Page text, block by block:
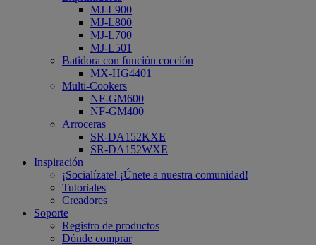
MJ-L900
MJ-L800
MJ-L700
MJ-L501
Batidora con función cocción
MX-HG4401
Multi-Cookers
NF-GM600
NF-GM400
Arroceras
SR-DA152KXE
SR-DA152WXE
Inspiración
¡Socialízate! ¡Únete a nuestra comunidad!
Tutoriales
Creadores
Soporte
Registro de productos
Dónde comprar